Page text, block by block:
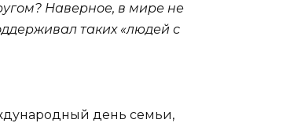
Наверное, в мире не
таких «людей с
день семьи,